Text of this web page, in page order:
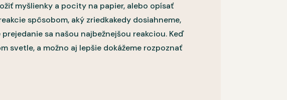
myšlienky a pocity na papier, alebo opísať
spôsobom, aký zriedkakedy dosiahneme,
sa našou najbežnejšou reakciou. Keď
svetle, a možno aj lepšie dokážeme rozpoznať